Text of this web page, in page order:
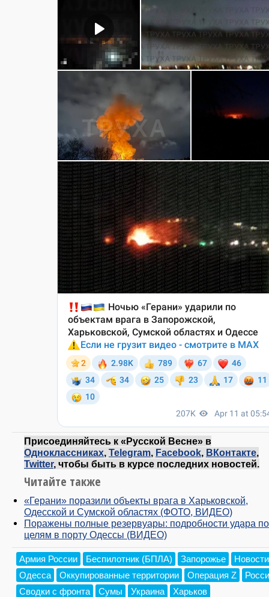
Присоединяйтесь к «Русской Весне» в
Одноклассниках, Telegram, Facebook, ВКонтакте,
Twitter, чтобы быть в курсе последних новостей.
Читайте также
«Герани» поразили объекты врага в Харьковской,
Одесской и Сумской областях (ФОТО, ВИДЕО)
Поражены полные резервуары: подробности удара по
целям в порту Одессы (ВИДЕО)
Армия России Беспилотник (БПЛА) Запорожье
Новости
Одесса
Оккупированные территории Операция Z
Сводки с фронта
Сумы Украина Харьков